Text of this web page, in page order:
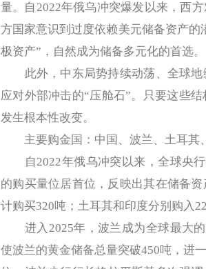
量。自2022年俄乌冲突爆发以来，西
方国家意识到过度依赖美元储备资产
极资产”，自然成为储备多元化的首选。
此外，中东局势持续动荡、全球地
应对外部冲击的“压舱石”。只要这些
发生根本性改变。
主要购金国：中国、波兰、土耳其
自2022年俄乌冲突以来，全球央行
的购买量位居首位，反映出其在储备
计购买320吨；土耳其和印度分别购入
进入2025年，波兰成为全球最大的
使波兰的黄金储备总量突破450吨，进